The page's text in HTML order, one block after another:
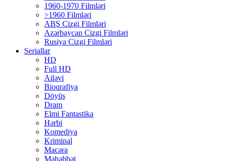
1960-1970 Filmləri
>1960 Filmləri
ABŞ Cizgi Filmləri
Azərbaycan Cizgi Filmləri
Rusiya Cizgi Filmləri
Seriallar
HD
Full HD
Ailəvi
Bioqrafiya
Döyüş
Dram
Elmi Fantastika
Hərbi
Komediya
Kriminal
Macəra
Məhəbbət